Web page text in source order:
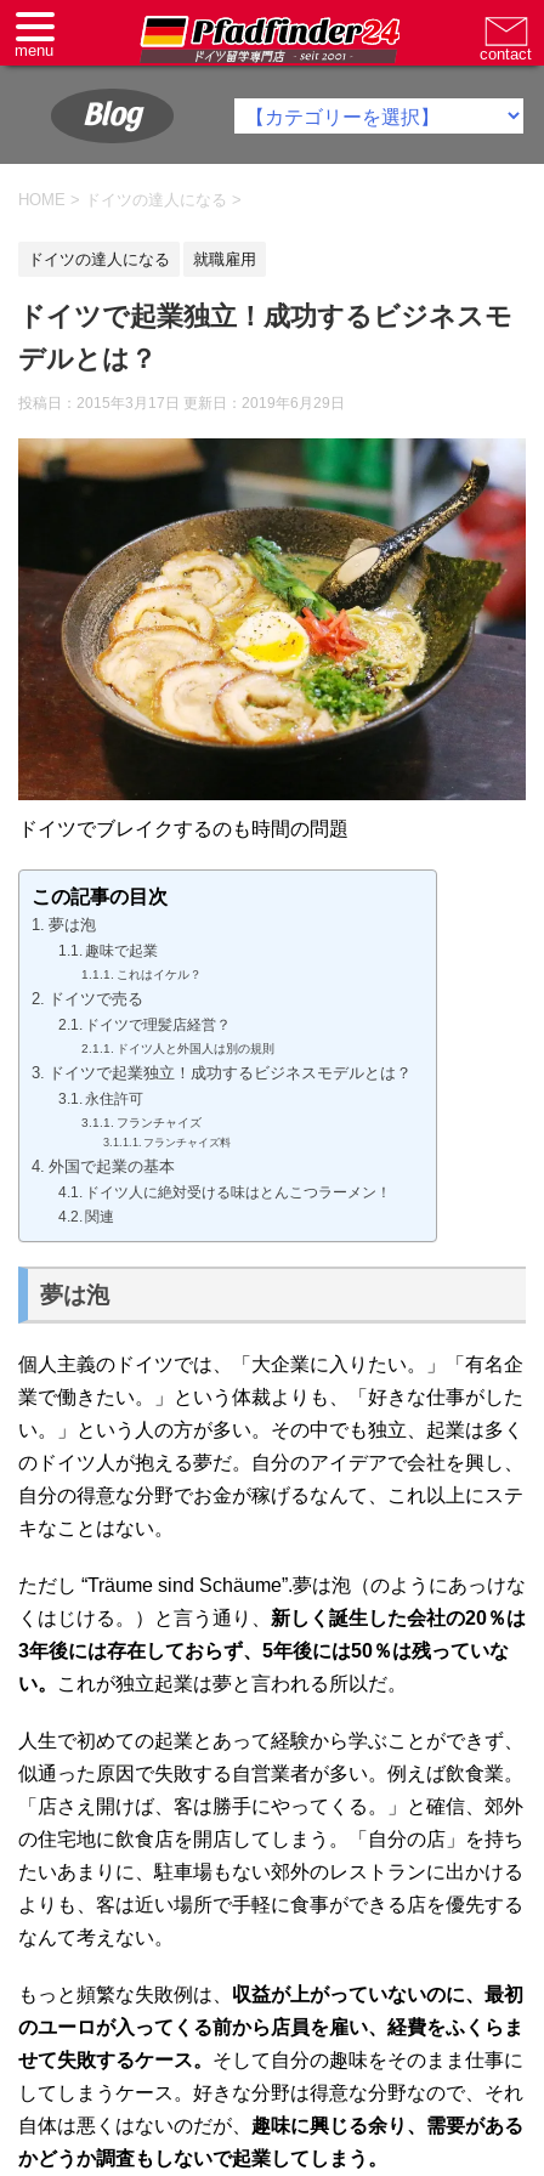
Blog
HOME > ドイツの達人になる >
ドイツの達人になる 就職雇用
ドイツで起業独立！成功するビジネスモ
デルとは？
投稿日：2015年3月17日 更新日： 2019年6月29日
ドイツでブレイクするのも時間の問題
この記事の目次
夢は泡
趣味で起業
これはイケル？
ドイツで売る
ドイツで理髪店経営？
ドイツ人と外国人は別の規則
ドイツで起業独立！成功するビジネスモデルとは？
永住許可
フランチャイズ
フランチャイズ料
外国で起業の基本
ドイツ人に絶対受ける味はとんこつラーメン！
関連
夢は泡
個人主義のドイツでは、「大企業に入りたい。」「有名企
業で働きたい。」という体裁よりも、「好きな仕事がした
い。」という人の方が多い。その中でも独立、起業は多く
のドイツ人が抱える夢だ。自分のアイデアで会社を興し、
自分の得意な分野でお金が稼げるなんて、これ以上にステ
キなことはない。
ただし “Träume sind Schäume”.夢は泡（のようにあっけな
くはじける。）と言う通り、 新しく誕生した会社の20％は
3年後には存在しておらず、5年後には50％は残っていな
い。
これが独立起業は夢と言われる所以だ。
人生で初めての起業とあって経験から学ぶことができず、
似通った原因で失敗する自営業者が多い。例えば飲食業。
「店さえ開けば、客は勝手にやってくる。」と確信、郊外
の住宅地に飲食店を開店してしまう。「自分の店」を持ち
たいあまりに、駐車場もない郊外のレストランに出かける
よりも、客は近い場所で手軽に食事ができる店を優先する
なんて考えない。
もっと頻繁な失敗例は、 収益が上がっていないのに、最初
のユーロが入ってくる前から店員を雇い、経費をふくらま
せて失敗するケース。 そして自分の趣味をそのまま仕事に
してしまうケース。好きな分野は得意な分野なので、それ
自体は悪くはないのだが、 趣味に興じる余り、需要がある
かどうか調査もしないで起業してしまう。